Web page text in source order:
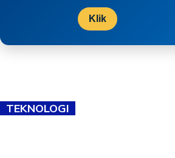
Klik
TEKNOLOGI